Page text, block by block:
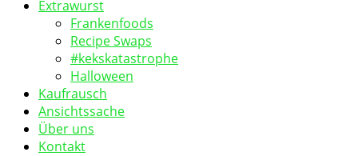
Extrawurst
Frankenfoods
Recipe Swaps
#kekskatastrophe
Halloween
Kaufrausch
Ansichtssache
Über uns
Kontakt